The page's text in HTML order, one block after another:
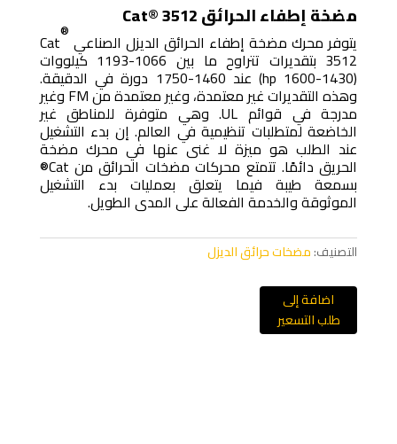
مضخة إطفاء الحرائق Cat® 3512
يتوفر محرك مضخة إطفاء الحرائق الديزل الصناعي Cat ®
3512 بتقديرات تتراوح ما بين 1066-1193 كيلووات
(1430-1600 hp) عند 1460-1750 دورة في الدقيقة.
وهذه التقديرات غير معتمدة، وغير معتمدة من FM وغير
مدرجة في قوائم UL. وهي متوفرة للمناطق غير
الخاضعة لمتطلبات تنظيمية في العالم. إن بدء التشغيل
عند الطلب هو ميزة لا غنى عنها في محرك مضخة
الحريق دائمًا. تتمتع محركات مضخات الحرائق من Cat®
بسمعة طيبة فيما يتعلق بعمليات بدء التشغيل
الموثوقة والخدمة الفعالة على المدى الطويل.
التصنيف:مضخات حرائق الديزل
اضافة إلى
طلب التسعير